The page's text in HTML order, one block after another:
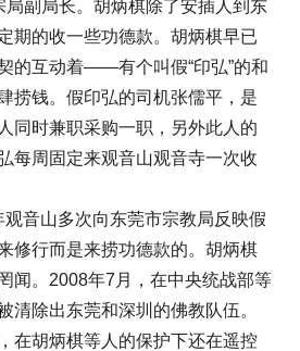
局副局长。胡炳棋除了安插人到东
期的收一些功德款。胡炳棋早已
的互动着——有个叫假“印弘”的和
捞钱。假印弘的司机张儒平，是
同时兼职采购一职，另外此人的
每周固定来观音山观音寺一次收
音山多次向东莞市宗教局反映假
修行而是来捞功德款的。胡炳棋
闻。2008年7月，在中央统战部等
清除出东莞和深圳的佛教队伍。
在胡炳棋等人的保护下还在遥控